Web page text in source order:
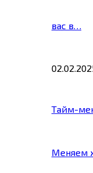
вас в…
Тайм-
Меняем